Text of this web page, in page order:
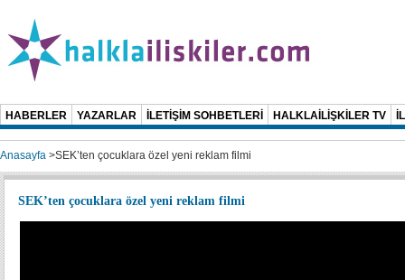
HABERLER YAZARLAR İLETİŞİM SOHBETLERİ HALKLAİLİŞKİLER TV
Anasayfa >SEK’ten çocuklara özel yeni reklam filmi
SEK’ten çocuklara özel yeni reklam filmi